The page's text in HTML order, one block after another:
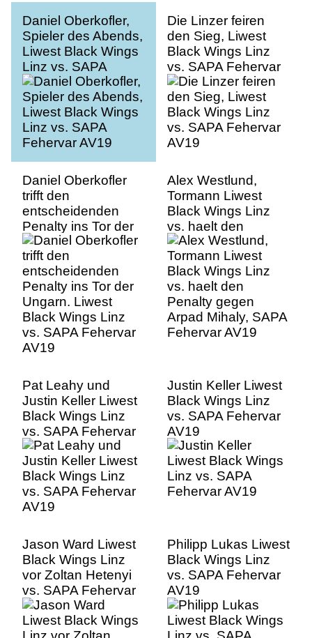
Daniel Oberkofler,
Spieler des Abends,
Liwest Black Wings
Linz vs. SAPA
Fehervar AV19
Die Linzer feiren
den Sieg, Liwest
Black Wings Linz
vs. SAPA Fehervar
AV19
Daniel Oberkofler
trifft den
entscheidenden
Penalty ins Tor der
Ungarn. Liwest
Black Wings Linz
vs. SAPA Fehervar
AV19
Alex Westlund,
Tormann Liwest
Black Wings Linz
vs. haelt den
Penalty gegen
Arpad Mihaly, SAPA
Fehervar AV19
Pat Leahy und
Justin Keller Liwest
Black Wings Linz
vs. SAPA Fehervar
AV19
Justin Keller Liwest
Black Wings Linz
vs. SAPA Fehervar
AV19
Jason Ward Liwest
Black Wings Linz
vor Zoltan Hetenyi
vs. SAPA Fehervar
AV19
Philipp Lukas Liwest
Black Wings Linz
vs. SAPA Fehervar
AV19